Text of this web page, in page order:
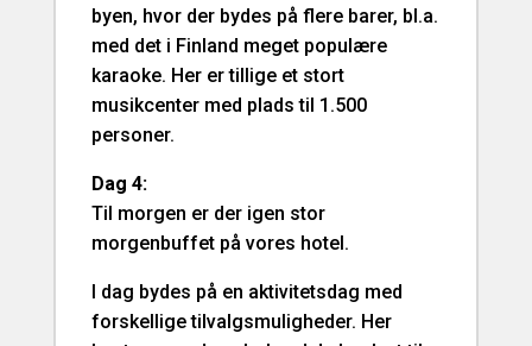
byen, hvor der bydes på flere barer, bl.a.
med det i Finland meget populære
karaoke. Her er tillige et stort
musikcenter med plads til 1.500
personer.
Dag 4:
Til morgen er der igen stor
morgenbuffet på vores hotel.
I dag bydes på en aktivitetsdag med
forskellige tilvalgsmuligheder. Her